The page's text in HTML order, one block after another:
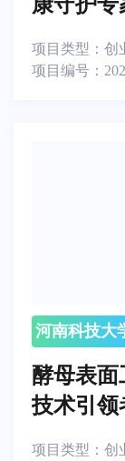
项目类型： 创
项目编号：
河南科技大
酵母表
技术引领
项目类型： 创